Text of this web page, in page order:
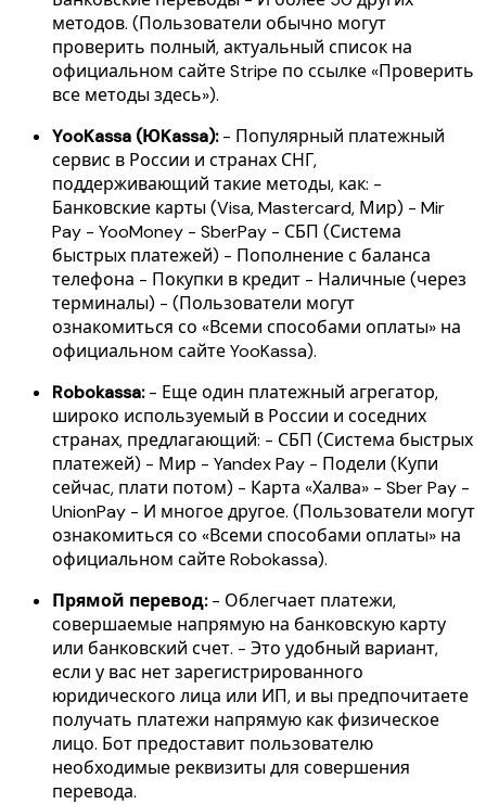
методов. (Пользователи обычно могут
проверить полный, актуальный список на
официальном сайте Stripe по ссылке «Проверить
все методы здесь»).
YooKassa (ЮKassa):- Популярный платежный
сервис в России и странах СНГ,
поддерживающий такие методы, как: -
Банковские карты (Visa, Mastercard, Мир) - Mir
Pay - YooMoney - SberPay - СБП (Система
быстрых платежей) - Пополнение с баланса
телефона - Покупки в кредит - Наличные (через
терминалы) - (Пользователи могут
ознакомиться со «Всеми способами оплаты» на
официальном сайте YooKassa).
Robokassa:- Еще один платежный агрегатор,
широко используемый в России и соседних
странах, предлагающий: - СБП (Система быстрых
платежей) - Мир - Yandex Pay - Подели (Купи
сейчас, плати потом) - Карта «Халва» - Sber Pay -
UnionPay - И многое другое. (Пользователи могут
ознакомиться со «Всеми способами оплаты» на
официальном сайте Robokassa).
Прямой перевод:- Облегчает платежи,
совершаемые напрямую на банковскую карту
или банковский счет. - Это удобный вариант,
если у вас нет зарегистрированного
юридического лица или ИП, и вы предпочитаете
получать платежи напрямую как физическое
лицо. Бот предоставит пользователю
необходимые реквизиты для совершения
перевода.